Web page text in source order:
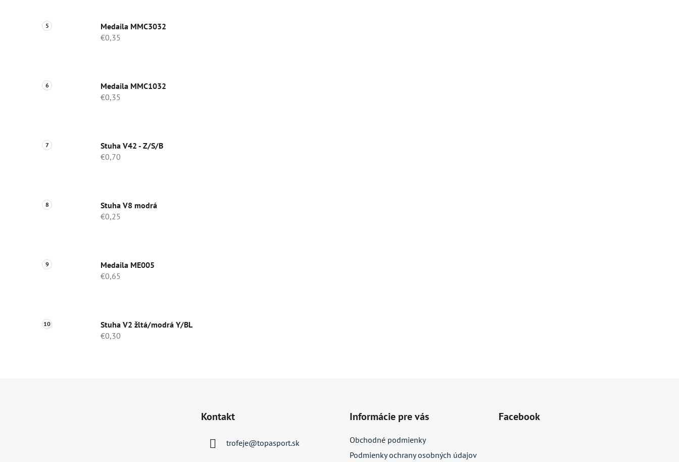
Medaila MMC3032
€0,35
Medaila MMC1032
€0,35
Stuha V42 - Z/S/B
€0,70
Stuha V8 modrá
€0,25
Medaila ME005
€0,65
Stuha V2 žltá/modrá Y/BL
€0,30
Kontakt
trofeje@topasport.sk
Informácie pre vás
Obchodné podmienky
Podmienky ochrany osobných údajov
Facebook